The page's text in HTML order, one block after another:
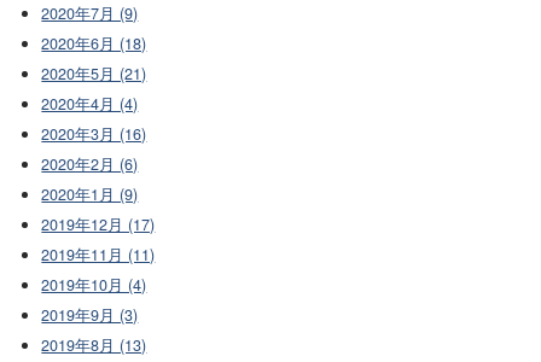
2020年7月 (9)
2020年6月 (18)
2020年5月 (21)
2020年4月 (4)
2020年3月 (16)
2020年2月 (6)
2020年1月 (9)
2019年12月 (17)
2019年11月 (11)
2019年10月 (4)
2019年9月 (3)
2019年8月 (13)